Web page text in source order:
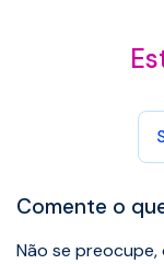
Comente o
Não se